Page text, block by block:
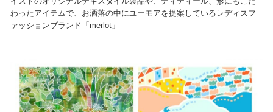
わったアイテムで、お洒落の中にユーモアを提案しているレディスフ
ァッションブランド「merlot」